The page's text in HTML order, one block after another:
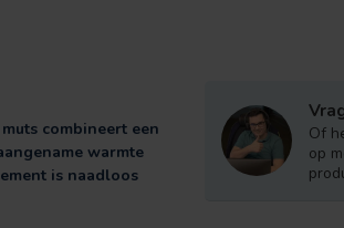
combineert een
warmte
is naadloos
Of
op